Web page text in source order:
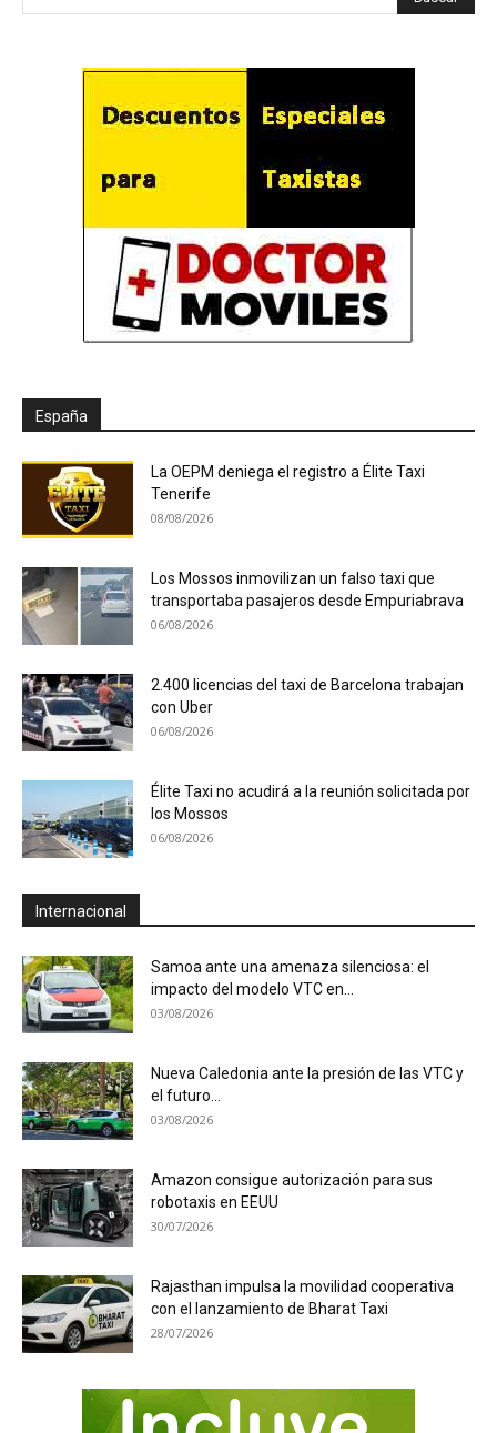
España
La OEPM deniega el registro a Élite Taxi
Tenerife
08/08/2026
Los Mossos inmovilizan un falso taxi que
transportaba pasajeros desde Empuriabrava
06/08/2026
2.400 licencias del taxi de Barcelona trabajan
con Uber
06/08/2026
Élite Taxi no acudirá a la reunión solicitada por
los Mossos
06/08/2026
Internacional
Samoa ante una amenaza silenciosa: el
impacto del modelo VTC en...
03/08/2026
Nueva Caledonia ante la presión de las VTC y
el futuro...
03/08/2026
Amazon consigue autorización para sus
robotaxis en EEUU
30/07/2026
Rajasthan impulsa la movilidad cooperativa
con el lanzamiento de Bharat Taxi
28/07/2026